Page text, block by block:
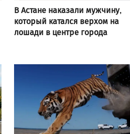
В Астане наказали мужчину,
который катался верхом на
лошади в центре города